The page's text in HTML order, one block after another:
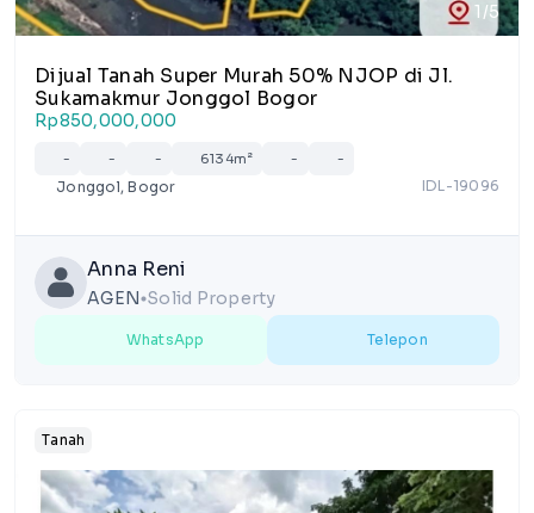
1/5
Dijual Tanah Super Murah 50% NJOP di Jl.
Sukamakmur Jonggol Bogor
Rp850,000,000
- - - 6134m² - -
Jonggol, Bogor IDL-19096
Anna Reni
AGEN lens Solid Property
WhatsApp Telepon
Tanah